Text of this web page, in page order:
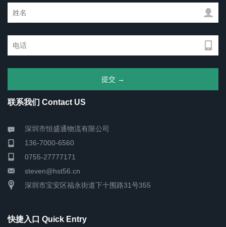
联系我们 Contact US
深圳市恒盛通物流有限公司
136-7000-6560
0755-27777171
steven@hst56.cn
深圳市宝安区福永街道下十围路31号355
快捷入口 Quick Entry